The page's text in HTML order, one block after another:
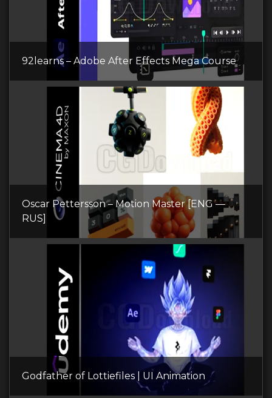
92learns – Adobe After Effects Mega Course
Oscar Pettersson – Motion Master [ENG —
RUS]
Godfather of Lottiefiles | UI Animation